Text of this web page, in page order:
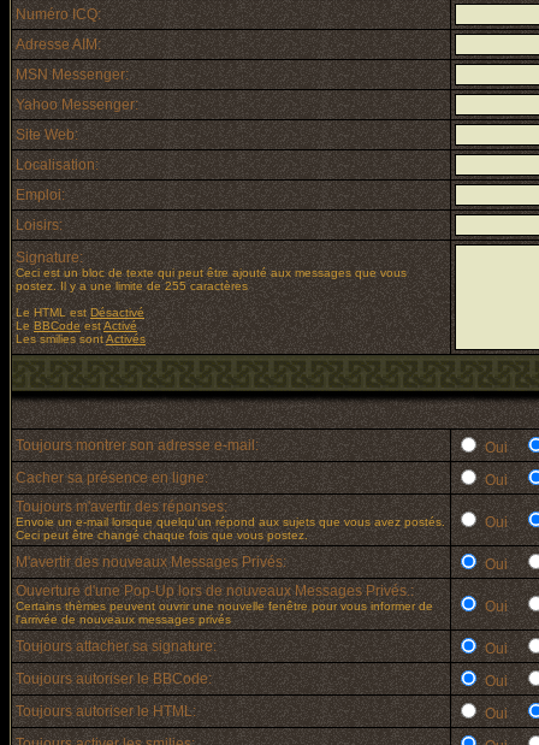
Numéro ICQ:
Adresse AIM:
MSN Messenger:
Yahoo Messenger:
Site Web:
Localisation:
Emploi:
Loisirs:
Signature:
Ceci est un bloc de texte qui peut être ajouté aux messages que vous
postez. Il y a une limite de 255 caractères
Le HTML est Désactivé
Le BBCodeestActivé
Les smilies sontActivés
Toujours montrer son adresse e-mail:
Oui
Cacher sa présence en ligne:
Oui
Toujours m'avertir des réponses:
Envoie un e-mail lorsque quelqu'un répond aux sujets que vous avez postés.
Ceci peut être changé chaque fois que vous postez.
Oui
M'avertir des nouveaux Messages Privés:
Oui
Ouverture d'une Pop-Up lors de nouveaux Messages Privés.:
Certains thèmes peuvent ouvrir une nouvelle fenêtre pour vous informer de
l'arrivée de nouveaux messages privés
Oui
Toujours attacher sa signature:
Oui
Toujours autoriser le BBCode:
Oui
Toujours autoriser le HTML:
Oui